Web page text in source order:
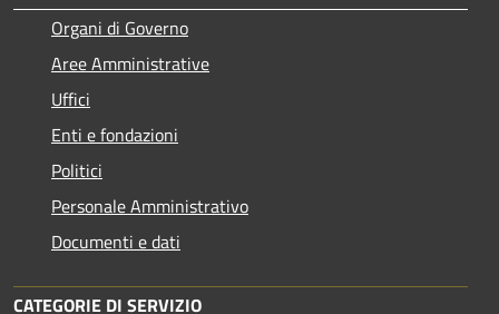
Organi di Governo
Aree Amministrative
Uffici
Enti e fondazioni
Politici
Personale Amministrativo
Documenti e dati
CATEGORIE DI SERVIZIO